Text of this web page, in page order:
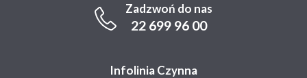
Zadzwoń do nas
22 699 96 00
Infolinia Czynna